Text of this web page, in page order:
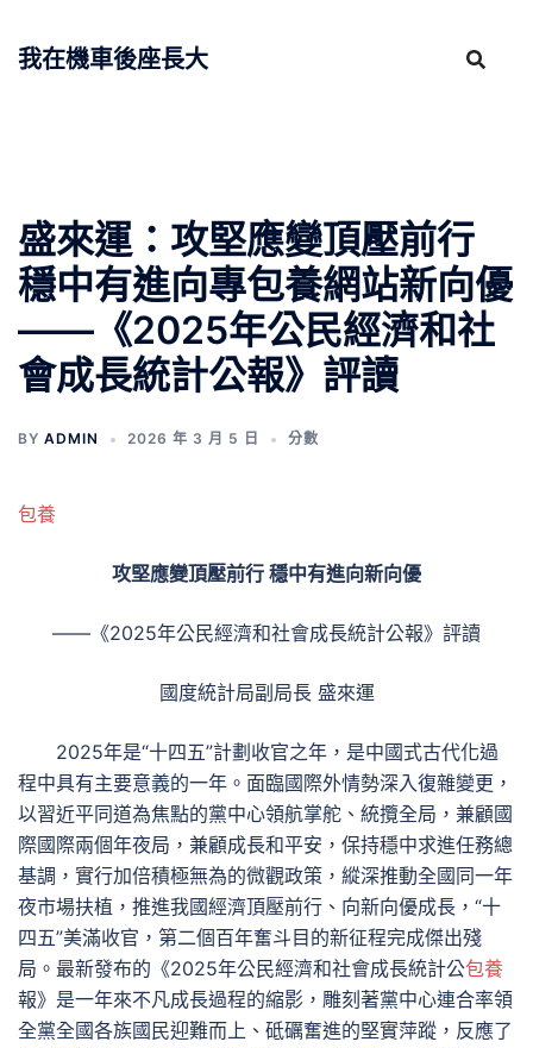
我在機車後座長大
盛來運：攻堅應變頂壓前行
穩中有進向專包養網站新向優
——《2025年公民經濟和社
會成長統計公報》評讀
BY ADMIN 2026 年 3 月 5 日 分數
包養
攻堅應變頂壓前行 穩中有進向新向優
——《2025年公民經濟和社會成長統計公報》評讀
國度統計局副局長 盛來運
2025年是“十四五”計劃收官之年，是中國式古代化過
程中具有主要意義的一年。面臨國際外情勢深入復雜變更，
以習近平同道為焦點的黨中心領航掌舵、統攬全局，兼顧國
際國際兩個年夜局，兼顧成長和平安，保持穩中求進任務總
基調，實行加倍積極無為的微觀政策，縱深推動全國同一年
夜市場扶植，推進我國經濟頂壓前行、向新向優成長，“十
四五”美滿收官，第二個百年奮斗目的新征程完成傑出殘
局。最新發布的《2025年公民經濟和社會成長統計公包養
報》是一年來不凡成長過程的縮影，雕刻著黨中心連合率領
全黨全國各族國民迎難而上、砥礪奮進的堅實萍蹤，反應了